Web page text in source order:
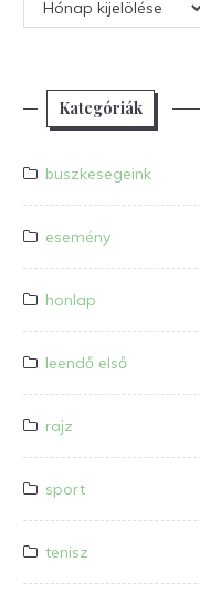
Kategóriák
buszkesegeink
esemény
honlap
leendő első
rajz
sport
tenisz